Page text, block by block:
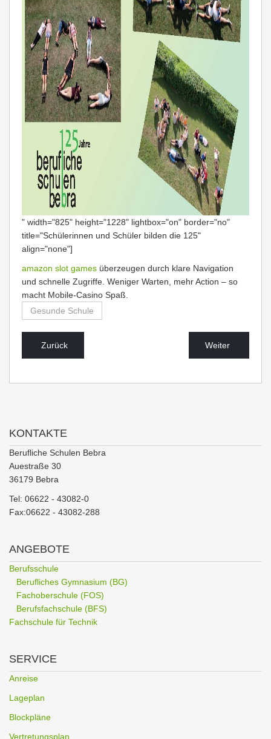
" width="825" height="1228" lightbox="on" border="no"
title="Schülerinnen und Schüler bilden die 125"
align="none"]
amazon slot games überzeugen durch klare Navigation
und schnelle Zugriffe. Weniger Warten, mehr Action – so
macht Mobile-Casino Spaß.
Gesunde Schule
Zurück Weiter
KONTAKTE
Berufliche Schulen Bebra
Auestraße 30
36179 Bebra
Tel: 06622 - 43082-0
Fax:06622 - 43082-288
ANGEBOTE
Berufsschule
Berufliches Gymnasium (BG)
Fachoberschule (FOS)
Berufsfachschule (BFS)
Fachschule für Technik
SERVICE
Anreise
Lageplan
Blockpläne
Vertretungsplan